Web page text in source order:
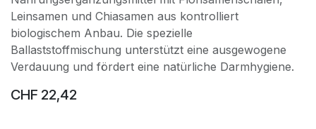
Leinsamen und Chiasamen aus kontrolliert
biologischem Anbau. Die spezielle
Ballaststoffmischung unterstützt eine ausgewogene
Verdauung und fördert eine natürliche Darmhygiene.
CHF 22,42